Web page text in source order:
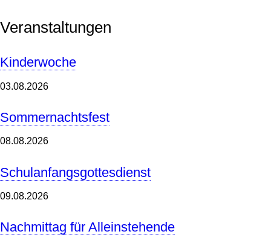
Veranstaltungen
Kinderwoche
03.08.2026
Sommernachtsfest
08.08.2026
Schulanfangsgottesdienst
09.08.2026
Nachmittag für Alleinstehende